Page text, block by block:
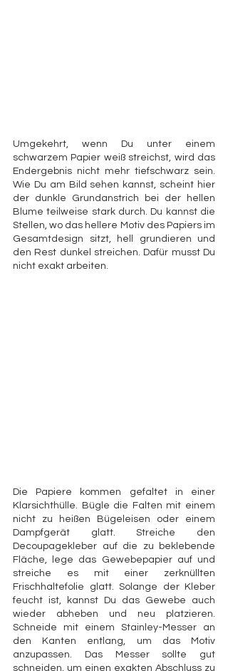
Umgekehrt, wenn Du unter einem
schwarzem Papier weiß streichst, wird das
Endergebnis nicht mehr tiefschwarz sein.
Wie Du am Bild sehen kannst, scheint hier
der dunkle Grundanstrich bei der hellen
Blume teilweise stark durch. Du kannst die
Stellen, wo das hellere Motiv des Papiers im
Gesamtdesign sitzt, hell grundieren und
den Rest dunkel streichen. Dafür musst Du
nicht exakt arbeiten.
Die Papiere kommen gefaltet in einer
Klarsichthülle. Bügle die Falten mit einem
nicht zu heißen Bügeleisen oder einem
Dampfgerät glatt. Streiche den
Decoupagekleber auf die zu beklebende
Fläche, lege das Gewebepapier auf und
streiche es mit einer zerknüllten
Frischhaltefolie glatt. Solange der Kleber
feucht ist, kannst Du das Gewebe auch
wieder abheben und neu platzieren.
Schneide mit einem Stainley-Messer an
den Kanten entlang, um das Motiv
anzupassen. Das Messer sollte gut
schneiden, um einen exakten Abschluss zu